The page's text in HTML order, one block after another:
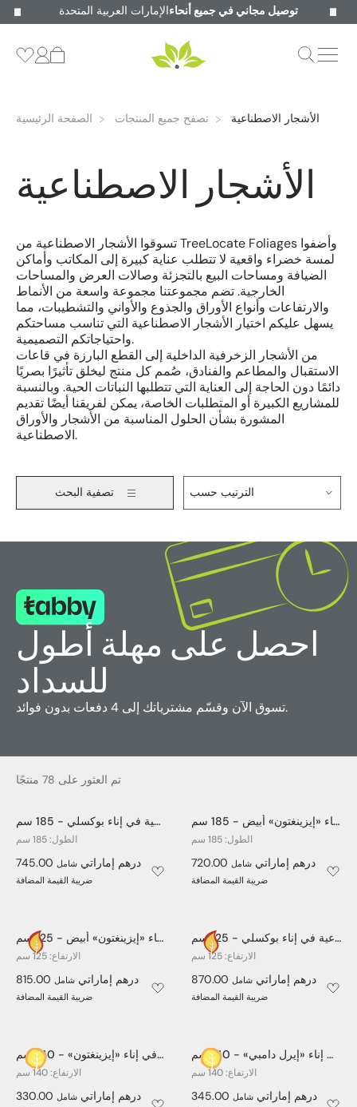
توصيل مجاني في جميع أنحاءالإمارات العربية المتحدة
الصفحة الرئيسية تصفح جميع المنتجات الأشجار الاصطناعية
الأشجار الاصطناعية
تسوقوا الأشجار الاصطناعية من TreeLocate Foliages وأضفوا
لمسة خضراء واقعية لا تتطلب عناية كبيرة إلى المكاتب وأماكن
الضيافة ومساحات البيع بالتجزئة وصالات العرض والمساحات
الخارجية. تضم مجموعتنا مجموعة واسعة من الأنماط
والارتفاعات وأنواع الأوراق والجذوع والأواني والتشطيبات، مما
يسهل عليكم اختيار الأشجار الاصطناعية التي تناسب مساحتكم
واحتياجاتكم التصميمية.
من الأشجار الزخرفية الداخلية إلى القطع البارزة في قاعات
الاستقبال والمطاعم والفنادق، صُمم كل منتج ليخلق تأثيرًا بصريًا
دائمًا دون الحاجة إلى العناية التي تتطلبها النباتات الحية. وبالنسبة
للمشاريع الكبيرة أو المتطلبات الخاصة، يمكن لفريقنا أيضًا تقديم
المشورة بشأن الحلول المناسبة من الأشجار والأوراق
الاصطناعية.
تصفية البحث الترتيب حسب
احصل على مهلة أطول
للسداد
تسوق الآن وقسّم مشترياتك إلى 4 دفعات بدون فوائد.
تم العثور على 78 منتجًا
شجرة زيتون اصطناعية في إناء بوكسلي - 185 سم
الطول: 185 سم
745.00 درهم إماراتي شامل
ضريبة القيمة المضافة
شجرة زيتون اصطناعية في إناء «إيزينغتون» أبيض - 185 سم
الطول: 185 سم
720.00 درهم إماراتي شامل
ضريبة القيمة المضافة
شجرة زيتون اصطناعية في إناء «إيزينغتون» أبيض - 125 سم
الارتفاع: 125 سم
815.00 درهم إماراتي شامل
ضريبة القيمة المضافة
شجرة زيتون اصطناعية في إناء بوكسلي - 125 سم
الارتفاع: 125 سم
870.00 درهم إماراتي شامل
ضريبة القيمة المضافة
شجرة فيكوس اصطناعية مقاومة للأشعة فوق البنفسجية في إناء «إيزينغتون» - 140 سم
الارتفاع: 140 سم
330.00 درهم إماراتي شامل
شجرة فيكوس اصطناعية مقاومة لأشعة الشمس ومحفوظة الألوان في إناء «إيرل دامبي» - 140 سم
الارتفاع: 140 سم
345.00 درهم إماراتي شامل